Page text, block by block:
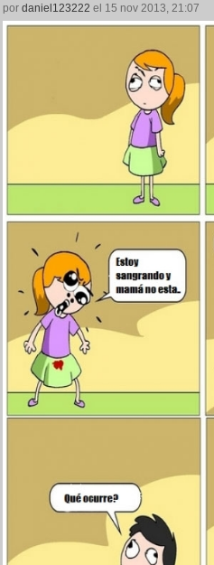
por daniel123222 el 15 nov 2013, 21:07